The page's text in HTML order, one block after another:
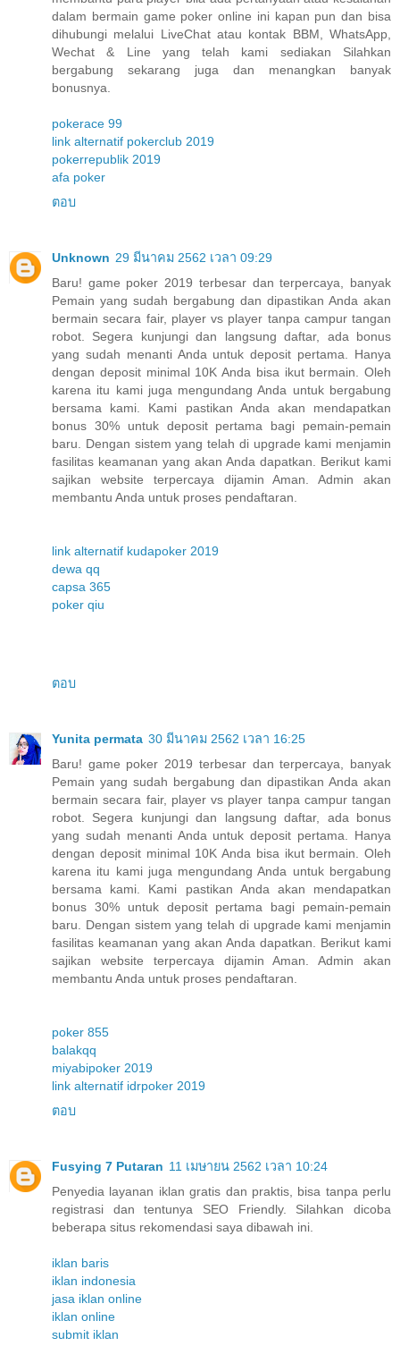
dalam bermain game poker online ini kapan pun dan bisa
dihubungi melalui LiveChat atau kontak BBM, WhatsApp,
Wechat & Line yang telah kami sediakan Silahkan
bergabung sekarang juga dan menangkan banyak
bonusnya.
pokerace 99
link alternatif pokerclub 2019
pokerrepublik 2019
afa poker
ตอบ
Unknown 29 มีนาคม 2562 เวลา 09:29
Baru! game poker 2019 terbesar dan terpercaya, banyak
Pemain yang sudah bergabung dan dipastikan Anda akan
bermain secara fair, player vs player tanpa campur tangan
robot. Segera kunjungi dan langsung daftar, ada bonus
yang sudah menanti Anda untuk deposit pertama. Hanya
dengan deposit minimal 10K Anda bisa ikut bermain. Oleh
karena itu kami juga mengundang Anda untuk bergabung
bersama kami. Kami pastikan Anda akan mendapatkan
bonus 30% untuk deposit pertama bagi pemain-pemain
baru. Dengan sistem yang telah di upgrade kami menjamin
fasilitas keamanan yang akan Anda dapatkan. Berikut kami
sajikan website terpercaya dijamin Aman. Admin akan
membantu Anda untuk proses pendaftaran.
link alternatif kudapoker 2019
dewa qq
capsa 365
poker qiu
ตอบ
Yunita permata 30 มีนาคม 2562 เวลา 16:25
Baru! game poker 2019 terbesar dan terpercaya, banyak
Pemain yang sudah bergabung dan dipastikan Anda akan
bermain secara fair, player vs player tanpa campur tangan
robot. Segera kunjungi dan langsung daftar, ada bonus
yang sudah menanti Anda untuk deposit pertama. Hanya
dengan deposit minimal 10K Anda bisa ikut bermain. Oleh
karena itu kami juga mengundang Anda untuk bergabung
bersama kami. Kami pastikan Anda akan mendapatkan
bonus 30% untuk deposit pertama bagi pemain-pemain
baru. Dengan sistem yang telah di upgrade kami menjamin
fasilitas keamanan yang akan Anda dapatkan. Berikut kami
sajikan website terpercaya dijamin Aman. Admin akan
membantu Anda untuk proses pendaftaran.
poker 855
balakqq
miyabipoker 2019
link alternatif idrpoker 2019
ตอบ
Fusying 7 Putaran 11 เมษายน 2562 เวลา 10:24
Penyedia layanan iklan gratis dan praktis, bisa tanpa perlu
registrasi dan tentunya SEO Friendly. Silahkan dicoba
beberapa situs rekomendasi saya dibawah ini.
iklan baris
iklan indonesia
jasa iklan online
iklan online
submit iklan